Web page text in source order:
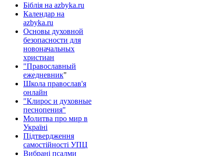
Біблія на azbyka.ru
Календар на
azbyka.ru
Основы духовной
безопасности для
новоначальных
христиан
"Православный
ежедневник"
Школа православ'я
онлайн
"Клирос и духовные
песнопения"
Молитва про мир в
Україні
Підтвердження
самостійності УПЦ
Вибрані псалми